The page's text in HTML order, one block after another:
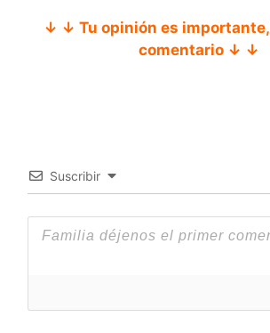
↓ ↓ Tu opinión es
comentario ↓ ↓
Suscribir